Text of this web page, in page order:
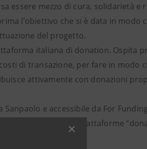
essere mezzo di cura, solidarietà e
l’obiettivo che si è data in modo
del progetto.
italiana di donation. Ospita
di transazione, per fare in modo
attivamente con donazioni
e accessibile da For
nostro Paese tra le piattaforme
euro.